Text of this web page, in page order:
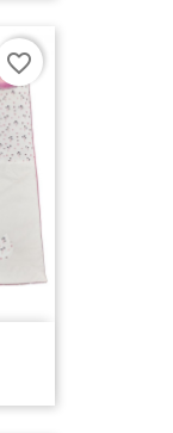
favorite_border